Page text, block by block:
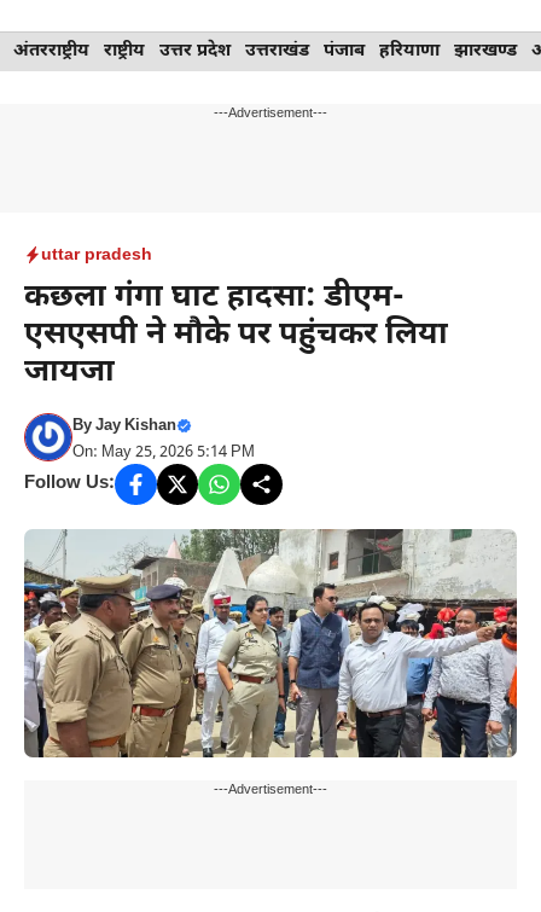
Skip
to
अंतरराष्ट्रीय राष्ट्रीय उत्तर प्रदेश उत्तराखंड पंजाब हरियाणा झारखण्ड
---Advertisement---
uttar pradesh
कछला गंगा घाट हादसा: डीएम-
एसएसपी ने मौके पर पहुंचकर लिया
जायजा
ByJay Kishan
On: May 25, 2026 5:14 PM
Follow Us:
---Advertisement---